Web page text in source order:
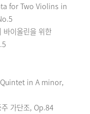
for Two Violins in
바이올린을 위한
in A minor,
가단조, Op.84